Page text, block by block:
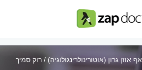
אף אוזן גרון (אוטורינולרינגולוגיה) רוק סמיך